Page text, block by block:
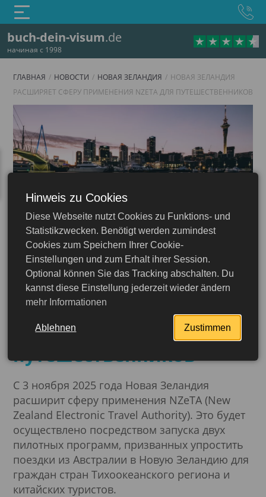
buch-dein-visum.de
начиная с 1998
Новая Зеландия
ГЛАВНАЯ НОВОСТИ НОВАЯ ЗЕЛАНДИЯ
НОВАЯ ЗЕЛАНДИЯ
РАСШИРЯЕТ СФЕРУ ПРИМЕНЕНИЯ NZETA ДЛЯ ПУТЕШЕСТВЕННИКОВ
16.06.2026
Новая Зеландия
расширяет сферу
применения NZeTA для
путешественников
С 3 ноября 2025 года Новая Зеландия
расширит сферу применения NZeTA (New
Zealand Electronic Travel Authority). Это будет
осуществлено посредством запуска двух
пилотных программ, призванных упростить
поездки из Австралии в Новую Зеландию для
граждан стран Тихоокеанского региона и
китайских туристов.
Hinweis zu Cookies
Diese Webseite nutzt Cookies zu Funktions- und
Statistikzwecken. Benötigt werden zumindest
Cookies zum Speichern Ihrer Cookie-
Einstellungen und zum Erhalt ihrer Session.
Optional können Sie das Tracking abschalten. Du
kannst diese Einstellung jederzeit wieder ändern
mehr Informationen
Ablehnen Zustimmen